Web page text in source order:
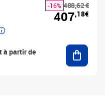
à partir de
488,62 €
-16%
407,18€